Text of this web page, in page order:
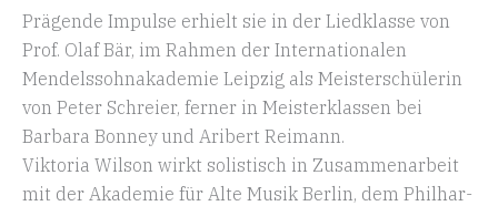
Prägende Impulse erhielt sie in der Liedklasse von
Prof. Olaf Bär, im Rahmen der Inter­na­tio­nalen
Mendels­sohn­aka­demie Leipzig als Meister­schü­lerin
von Peter Schreier, ferner in Meister­klassen bei
Barbara Bonney und Aribert Reimann.
Viktoria Wilson wirkt solis­tisch in Zusam­men­arbeit
mit der Akademie für Alte Musik Berlin, dem Philhar­